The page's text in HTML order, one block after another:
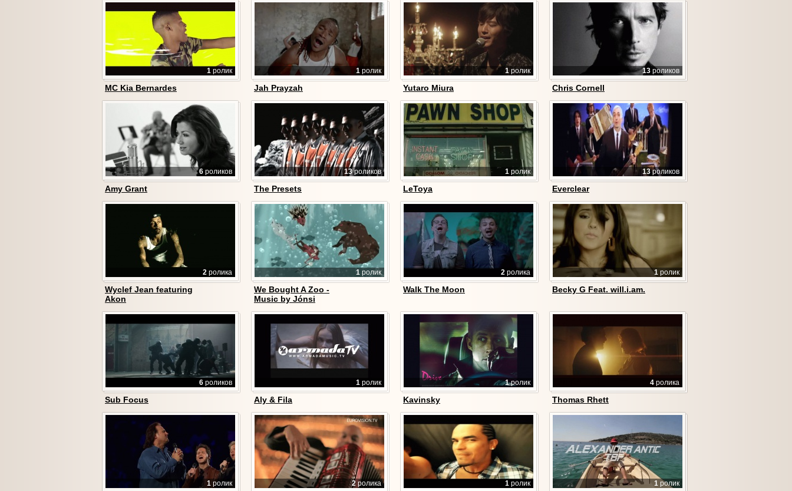
1 ролик
MC Kia Bernardes
1 ролик
Jah Prayzah
1 ролик
Yutaro Miura
13 роликов
Chris Cornell
6 роликов
Amy Grant
13роликов
The Presets
1 ролик
LeToya
13роликов
Everclear
2 ролика
Wyclef Jean featuring
Akon
1 ролик
We Bought A Zoo -
Music by Jónsi
2 ролика
Walk The Moon
1 ролик
Becky G Feat. will.i.am.
6 роликов
Sub Focus
1 ролик
Aly & Fila
1ролик
Kavinsky
4 ролика
Thomas Rhett
1 ролик 2 ролика 1 ролик 1 ролик